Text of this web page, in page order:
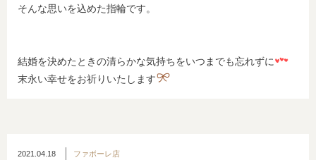
そんな思いを込めた指輪です。
結婚を決めたときの清らかな気持ちをいつまでも忘れずに
末永い幸せをお祈りいたします
2021.04.18 ファボーレ店